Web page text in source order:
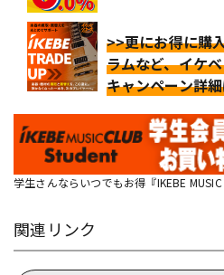
>>更にお得に購
ラムなど、イケ
キャンペーン詳
学生さんならいつでもお得『IKEBE MUSIC
関連リンク